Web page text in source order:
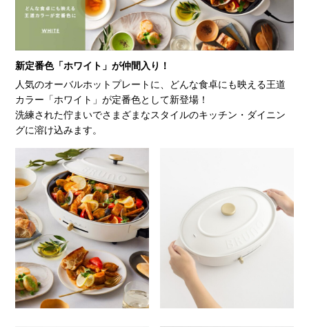
新定番色「ホワイト」が仲間入り！
人気のオーバルホットプレートに、どんな食卓にも映える王道
カラー「ホワイト」が定番色として新登場！
洗練された佇まいでさまざまなスタイルのキッチン・ダイニン
グに溶け込みます。